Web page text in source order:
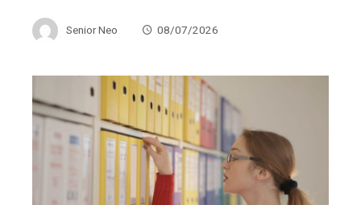
Senior Neo 08/07/2026